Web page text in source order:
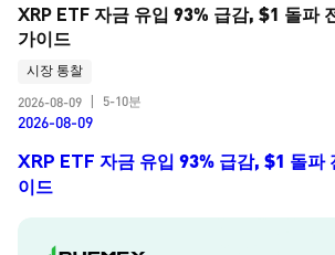
XRP ETF 자금 유입 93% 급감, $1 돌파
가이드
시장 통찰
2026-08-09
5-10분
2026-08-09
XRP ETF 자금 유입 93% 급감, $1 돌파
이드